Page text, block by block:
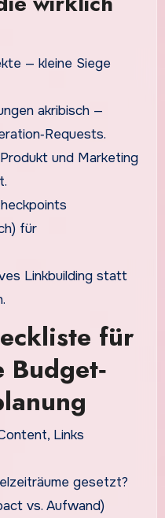
— kleine Siege
akribisch —
und Marketing
für
Linkbuilding statt
für
Budget‑
Links
gesetzt?
vs. Aufwand)